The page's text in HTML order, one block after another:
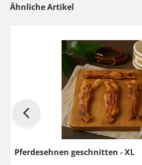
Ähnliche Artikel
Pferdesehnen geschnitten - XL